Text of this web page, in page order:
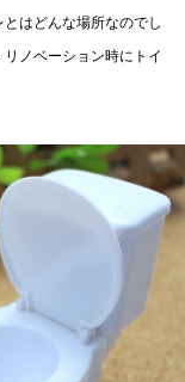
はどんな場所なのでし
ノベーション時にトイ